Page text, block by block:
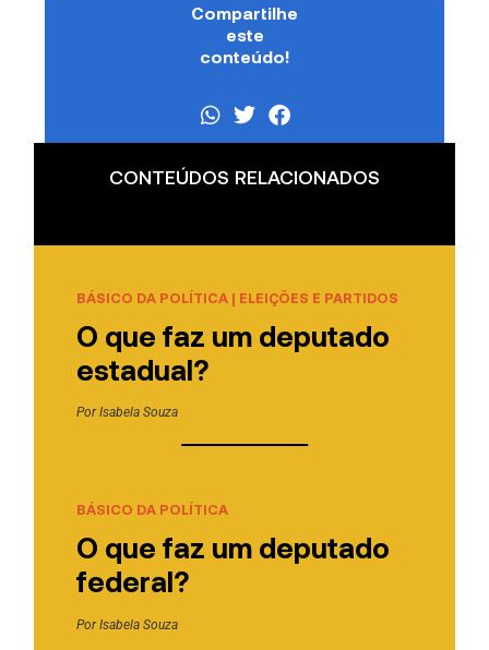
Compartilhe
este
conteúdo!
CONTEÚDOS RELACIONADOS
BÁSICO DA POLÍTICA| ELEIÇÕES E PARTIDOS
O que faz um deputado
estadual?
PorIsabela Souza
BÁSICO DA POLÍTICA
O que faz um deputado
federal?
PorIsabela Souza